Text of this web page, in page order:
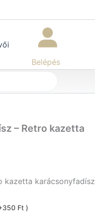
Belépés
– Retro kazetta
kazetta karácsonyfadísz
Ft )